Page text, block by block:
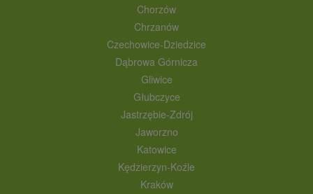
Chorzów
Chrzanów
Czechowice-Dziedzice
Dąbrowa Górnicza
Gliwice
Głubczyce
Jastrzębie-Zdrój
Jaworzno
Katowice
Kędzierzyn-Koźle
Kraków